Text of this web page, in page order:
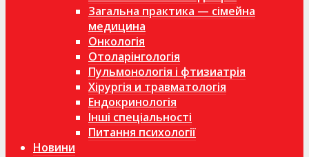
Загальна практика — сімейна
медицина
Онкологія
Отоларінгологія
Пульмонологія і фтизиатрія
Хірургія и травматологія
Ендокринологія
Інші спеціальності
Питання психології
Новини